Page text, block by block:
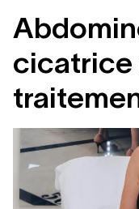
cicatrice